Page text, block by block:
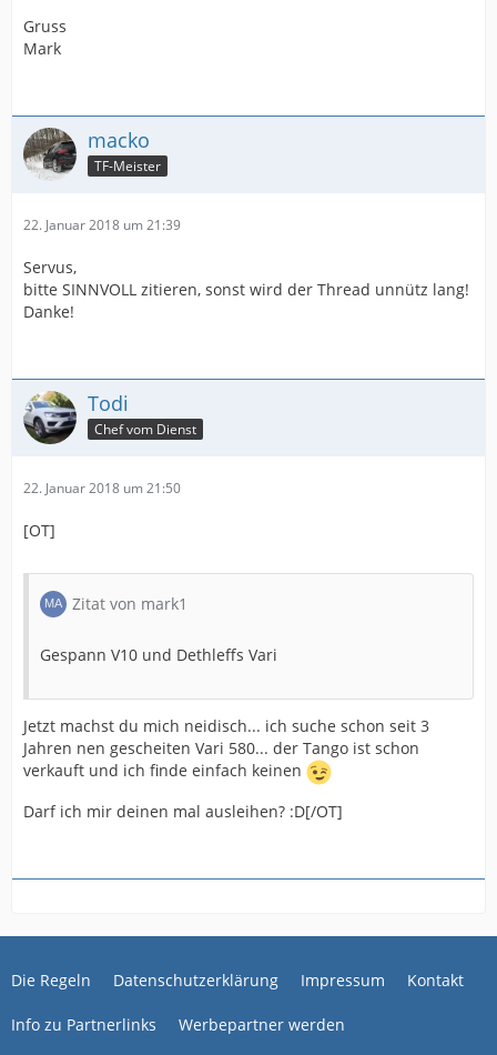
Gruss
Mark
macko
TF-Meister
22. Januar 2018 um 21:39
Servus,
bitte SINNVOLL zitieren, sonst wird der Thread unnütz lang!
Danke!
Todi
Chef vom Dienst
22. Januar 2018 um 21:50
[OT]
Zitat von mark1
Gespann V10 und Dethleffs Vari
Jetzt machst du mich neidisch... ich suche schon seit 3
Jahren nen gescheiten Vari 580... der Tango ist schon
verkauft und ich finde einfach keinen
Darf ich mir deinen mal ausleihen? :D[/OT]
Die Regeln Datenschutzerklärung Impressum Kontakt
Info zu Partnerlinks Werbepartner werden